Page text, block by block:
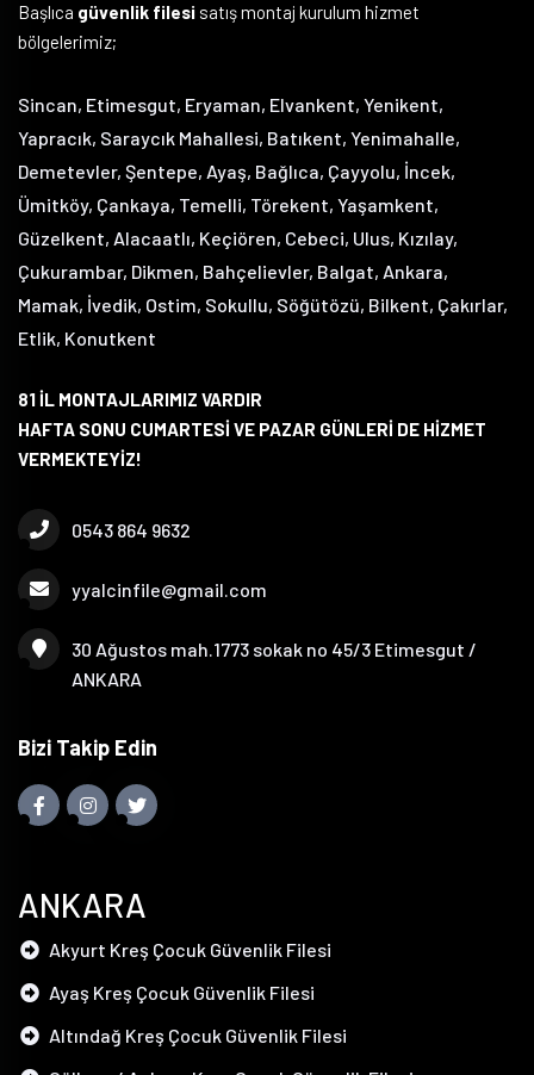
Başlıca güvenlik filesi satış montaj kurulum hizmet
bölgelerimiz;
Sincan, Etimesgut, Eryaman, Elvankent, Yenikent,
Yapracık, Saraycık Mahallesi, Batıkent, Yenimahalle,
Demetevler, Şentepe, Ayaş, Bağlıca, Çayyolu, İncek,
Ümitköy, Çankaya, Temelli, Törekent, Yaşamkent,
Güzelkent, Alacaatlı, Keçiören, Cebeci, Ulus, Kızılay,
Çukurambar, Dikmen, Bahçelievler, Balgat, Ankara,
Mamak, İvedik, Ostim, Sokullu, Söğütözü, Bilkent, Çakırlar,
Etlik, Konutkent
81 İL MONTAJLARIMIZ VARDIR
HAFTA SONU CUMARTESİ VE PAZAR GÜNLERİ DE HİZMET
VERMEKTEYİZ!
0543 864 9632
yyalcinfile@gmail.com
30 Ağustos mah.1773 sokak no 45/3 Etimesgut /
ANKARA
Bizi Takip Edin
ANKARA
Akyurt Kreş Çocuk Güvenlik Filesi
Ayaş Kreş Çocuk Güvenlik Filesi
Altındağ Kreş Çocuk Güvenlik Filesi